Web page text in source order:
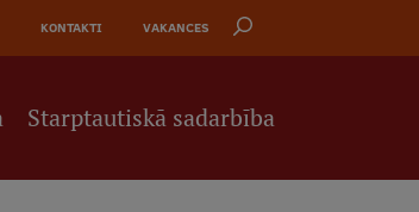
KONTAKTI VAKANCES
Starptautiskā sadarbība